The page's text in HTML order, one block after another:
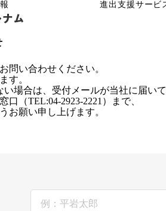
進出支援サービ
問い合わせください。
す。
場合は、受付メールが当社に届い
（TEL:04-2923-2221）まで、
お願い申し上げます。